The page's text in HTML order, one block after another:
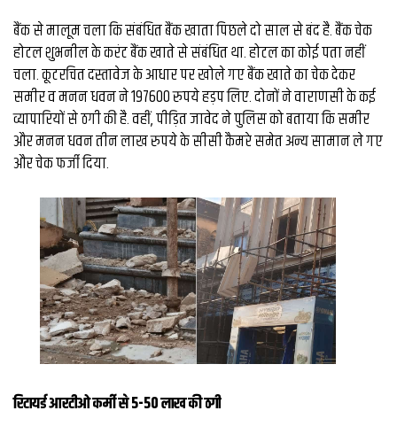
बैंक से मालूम चला कि संबंधित बैंक खाता पिछले दो साल से बंद है. बैंक चेक
होटल शुभनील के करंट बैंक खाते से संबंधित था. होटल का कोई पता नहीं
चला. कूटरचित दस्तावेज के आधार पर खोले गए बैंक खाते का चेक देकर
समीर व मनन धवन ने 197600 रुपये हड़प लिए. दोनों ने वाराणसी के कई
व्यापारियों से ठगी की है. वहीं, पीड़ित जावेद ने पुलिस को बताया कि समीर
और मनन धवन तीन लाख रुपये के सीसी कैमरे समेत अन्य सामान ले गए
और चेक फर्जी दिया.
रिटायर्ड आरटीओ कर्मी से 5-50 लाख की ठगी